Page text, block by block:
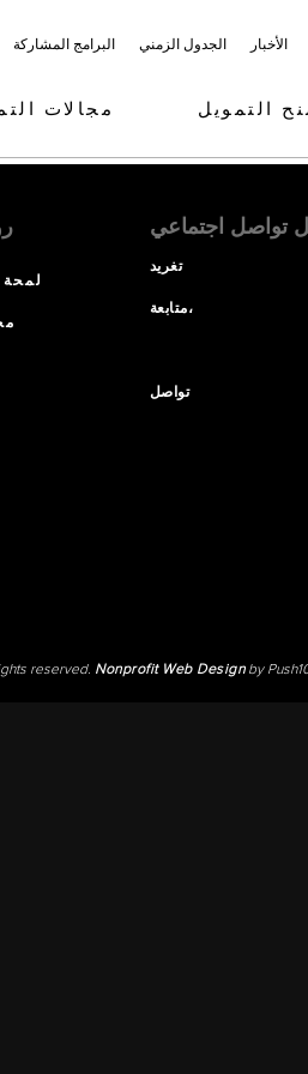
البرامج المشاركة الجدول الزمني الأخبار
مجالات التمويل
تواصل اجتماعي
تغريد
متابعة،
تواصل
reserved. Nonprofit Web Designby